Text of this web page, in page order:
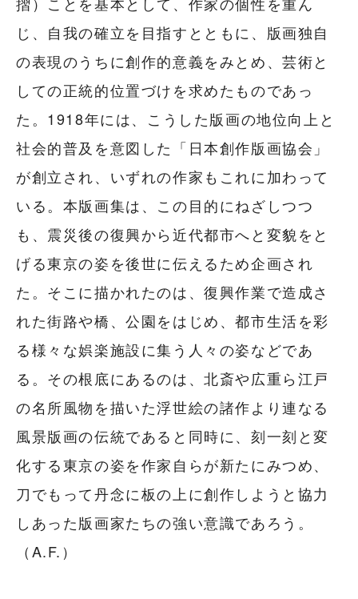
じ、自我の確立を目指すとともに、版画独自
の表現のうちに創作的意義をみとめ、芸術と
しての正統的位置づけを求めたものであっ
た。1918年には、こうした版画の地位向上と
社会的普及を意図した「日本創作版画協会」
が創立され、いずれの作家もこれに加わって
いる。本版画集は、この目的にねざしつつ
も、震災後の復興から近代都市へと変貌をと
げる東京の姿を後世に伝えるため企画され
た。そこに描かれたのは、復興作業で造成さ
れた街路や橋、公園をはじめ、都市生活を彩
る様々な娯楽施設に集う人々の姿などであ
る。その根底にあるのは、北斎や広重ら江戸
の名所風物を描いた浮世絵の諸作より連なる
風景版画の伝統であると同時に、刻一刻と変
化する東京の姿を作家自らが新たにみつめ、
刀でもって丹念に板の上に創作しようと協力
しあった版画家たちの強い意識であろう。
（A.F.）